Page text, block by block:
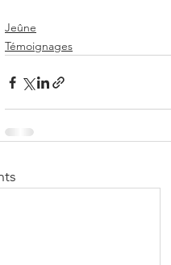
Jeûne
Témoignages